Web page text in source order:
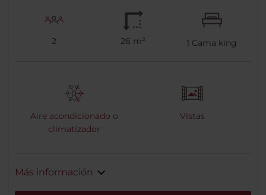
2 26 m² 1 Cama king
Aire acondicionado o
climatizador
Vistas
Más información